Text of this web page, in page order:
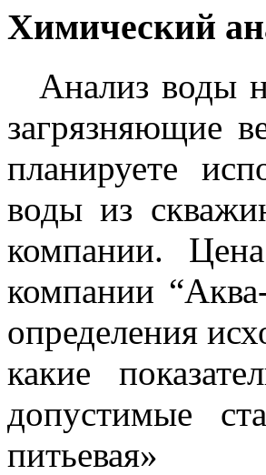
Химический
Анализ воды
загрязняющие
планируете
воды из
компании.
компании
определения
какие
допустимые
питьевая»